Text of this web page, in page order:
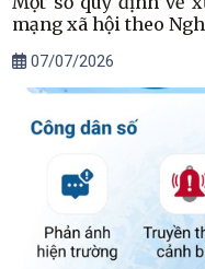
mạng xã hội theo
07/07/2026